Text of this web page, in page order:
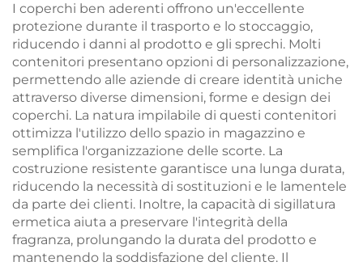
I coperchi ben aderenti offrono un'eccellente
protezione durante il trasporto e lo stoccaggio,
riducendo i danni al prodotto e gli sprechi. Molti
contenitori presentano opzioni di personalizzazione,
permettendo alle aziende di creare identità uniche
attraverso diverse dimensioni, forme e design dei
coperchi. La natura impilabile di questi contenitori
ottimizza l'utilizzo dello spazio in magazzino e
semplifica l'organizzazione delle scorte. La
costruzione resistente garantisce una lunga durata,
riducendo la necessità di sostituzioni e le lamentele
da parte dei clienti. Inoltre, la capacità di sigillatura
ermetica aiuta a preservare l'integrità della
fragranza, prolungando la durata del prodotto e
mantenendo la soddisfazione del cliente. Il